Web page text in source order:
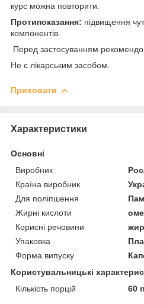
курс можна повторити.
Протипоказання: підвищення
компонентів.
Перед застосуванням
Не є лікарським засобом.
Приховати
Характеристики
Основні
Виробник
Країна виробник
Для поліпшення
Жирні кислоти
Корисні речовини
Упаковка
Форма випуску
Користувальницькі
Кількість порцій
60